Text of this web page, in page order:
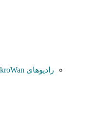
رادیوهای MikroWan